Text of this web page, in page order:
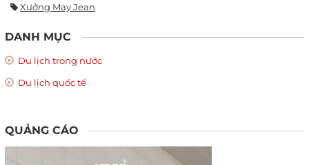
Xưởng May Jean
DANH MỤC
Du lịch trong nước
Du lịch quốc tế
QUẢNG CÁO